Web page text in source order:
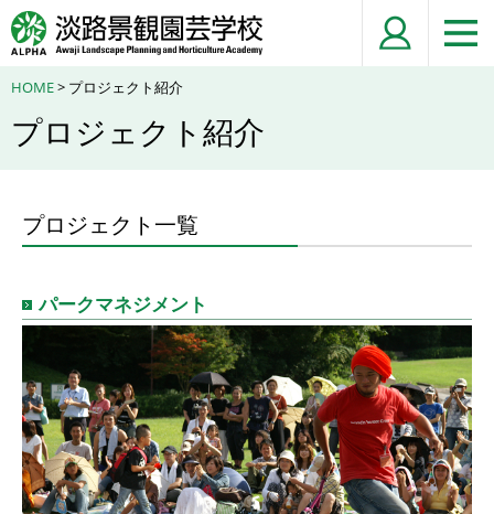
HOME> プロジェクト紹介
プロジェクト紹介
プロジェクト一覧
パークマネジメント